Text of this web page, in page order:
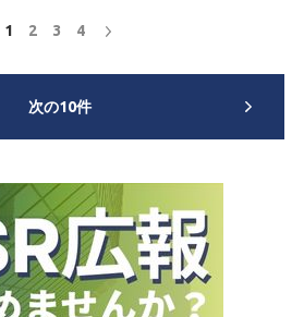
1 2 3 4
次の10件